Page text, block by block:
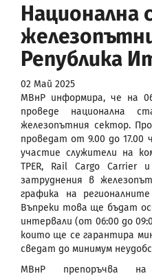
Национална
Република
02 Май 2025
МВнР информира, че на
проведе национална
железопътния сектор.
проведат от 9.00 до
участие служители на
TPER, Rail Cargo Carrier
затруднения в
графика на
Въпреки това ще бъдат
интервали (от 06:00 до
които ще се гарантира
сведат до минимум
МВнР препоръчва на